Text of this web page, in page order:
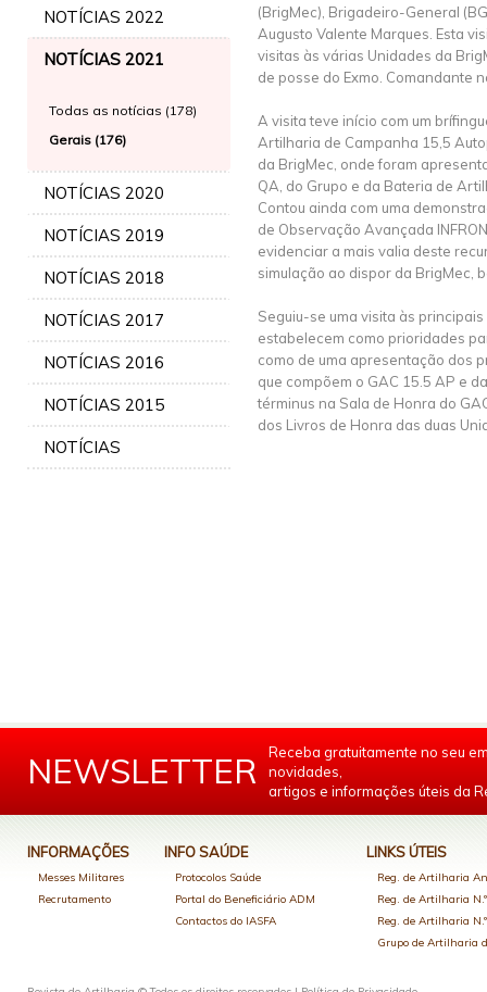
NOTÍCIAS 2022
NOTÍCIAS 2021
Todas as notícias (178)
Gerais (176)
NOTÍCIAS 2020
NOTÍCIAS 2019
NOTÍCIAS 2018
NOTÍCIAS 2017
NOTÍCIAS 2016
NOTÍCIAS 2015
NOTÍCIAS
(BrigMec), Brigadeiro-General
Augusto Valente Marques. Esta
visitas às várias Unidades da
de posse do Exmo. Comandante
A visita teve início com um
Artilharia de Campanha 15,5
da BrigMec, onde foram
QA, do Grupo e da Bateria de
Contou ainda com uma
de Observação Avançada
evidenciar a mais valia deste
simulação ao dispor da BrigMec,
Seguiu-se uma visita às
estabelecem como prioridades
como de uma apresentação dos
que compõem o GAC 15.5 AP e
términus na Sala de Honra do
dos Livros de Honra das duas
NEWSLETTER
Receba gratuitamente no seu
novidades,
artigos e informações úteis da
INFORMAÇÕES
Messes Militares
Recrutamento
INFO SAÚDE
Protocolos Saúde
Portal do Beneficiário ADM
Contactos do IASFA
LINKS ÚTEIS
Reg. de Artilharia
Reg. de Artilharia
Reg. de Artilharia
Grupo de Artilharia